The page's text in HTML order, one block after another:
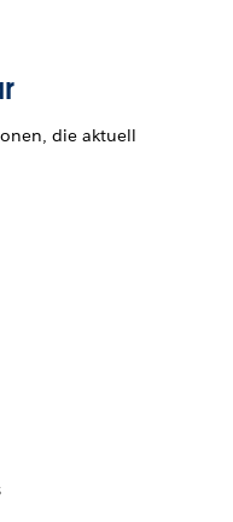
die aktuell